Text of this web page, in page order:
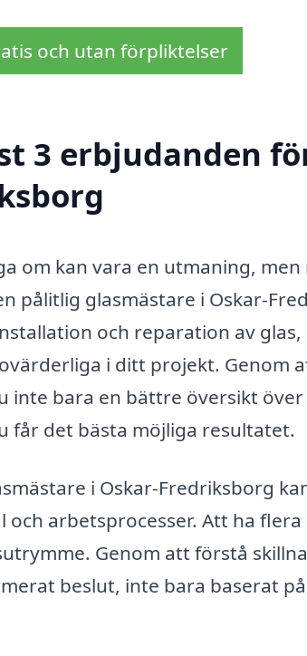
och utan förpliktelser
3 erbjudanden
om kan vara en utmaning,
pålitlig glasmästare i Oskar-
och reparation av
i ditt projekt. Genom
inte bara en bättre översikt
får det bästa möjliga resultatet.
i Oskar-Fredriksborg
arbetsprocesser. Att ha
Genom att förstå
beslut, inte bara baserat